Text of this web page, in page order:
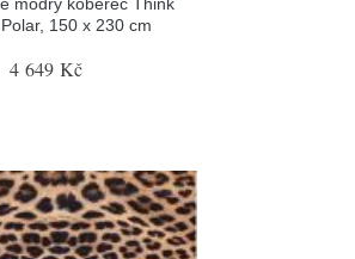
150 x 230 cm
4 649 Kč